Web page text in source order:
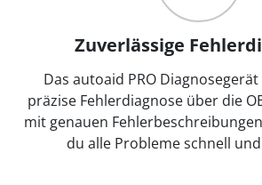
Zuverlässige
Das autoaid PRO
präzise Fehlerdiagnose über die
mit genauen
du alle Probleme schnell